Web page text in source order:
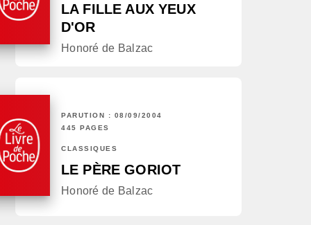
LA FILLE AUX YEUX
D'OR
Honoré de Balzac
PARUTION : 08/09/2004
445 PAGES
CLASSIQUES
LE PÈRE GORIOT
Honoré de Balzac